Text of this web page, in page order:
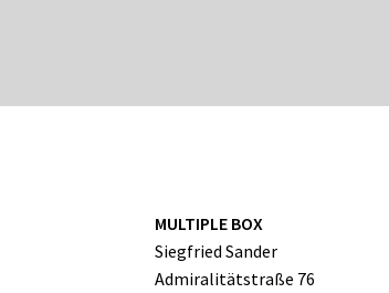
MULTIPLE BOX
Siegfried Sander
Admiralitätstraße 76